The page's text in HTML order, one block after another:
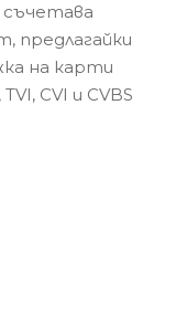
предлагайки
на карти
CVI и CVBS